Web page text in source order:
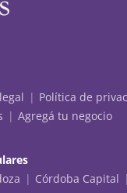
Política de
Agregá tu negocio
Córdoba Capital